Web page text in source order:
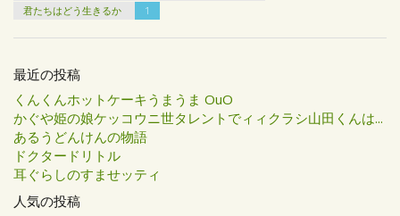
君たちはどう生きるか
1
最近の投稿
くんくんホットケーキうまうま OuO
かぐや姫の娘ケッコウニ世タレントでィィクラシ山田くんは...
あるうどんけんの物語
ドクタードリトル
耳ぐらしのすませッティ
人気の投稿